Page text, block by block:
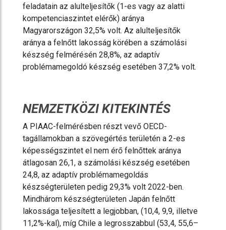
feladatain az alulteljesítők (1-es vagy az alatti
kompetenciaszintet elérők) aránya
Magyarországon 32,5% volt. Az alulteljesítők
aránya a felnőtt lakosság körében a számolási
készség felmérésén 28,8%, az adaptív
problémamegoldó készség esetében 37,2% volt.
NEMZETKÖZI KITEKINTÉS
A PIAAC-felmérésben részt vevő OECD-
tagállamokban a szövegértés területén a 2-es
képességszintet el nem érő felnőttek aránya
átlagosan 26,1, a számolási készség esetében
24,8, az adaptív problémamegoldás
készségterületen pedig 29,3% volt 2022-ben.
Mindhárom készségterületen Japán felnőtt
lakossága teljesített a legjobban, (10,4, 9,9, illetve
11,2%-kal), míg Chile a legrosszabbul (53,4, 55,6–